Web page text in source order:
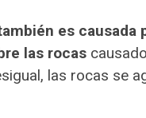
es causada
las rocas
las rocas se